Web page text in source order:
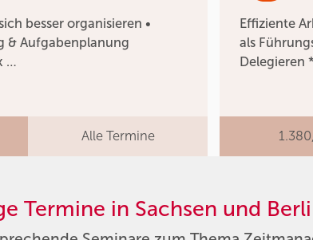
besser organisieren •
& Aufgabenplanung
…
Alle Termine
Effiziente
als
Delegieren
Termine in Sachsen und